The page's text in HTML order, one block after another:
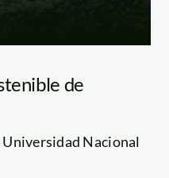
de
Nacional